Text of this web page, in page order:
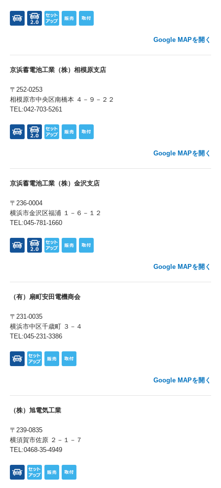
Google MAPを開く
京浜蓄電池工業（株）相模原支店
〒252-0253
相模原市中央区南橋本 ４－９－２２
TEL:042-703-5261
Google MAPを開く
京浜蓄電池工業（株）金沢支店
〒236-0004
横浜市金沢区福浦 １－６－１２
TEL:045-781-1660
Google MAPを開く
（有）扇町安田電機商会
〒231-0035
横浜市中区千歳町 ３－４
TEL:045-231-3386
Google MAPを開く
（株）旭電気工業
〒239-0835
横須賀市佐原 ２－１－７
TEL:0468-35-4949